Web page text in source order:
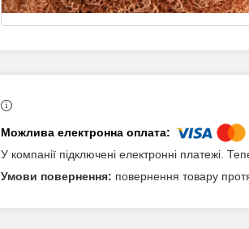
У компанії підключені електронні платежі.
повернення товару